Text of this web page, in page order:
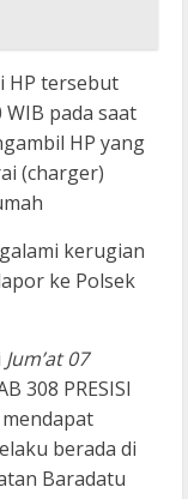
HP tersebut
pada saat
HP yang
(charger)
kerugian
ke Polsek
Jum’at 07
308 PRESISI
berada di
Baradatu